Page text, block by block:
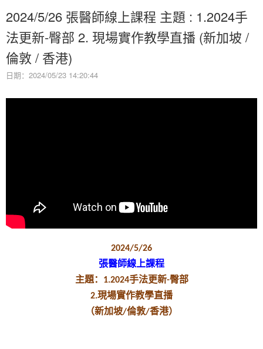
2024/5/26 張醫師線上課程 主題 : 1.2024手
法更新-臀部 2. 現場實作教學直播 (新加坡 /
倫敦 / 香港)
日期：2024/05/23 14:20:44
2024/5/26
張醫師線上課程
主題：
1.2024手法更新-臀部
2.現場實作教學直播
（新加坡/倫敦/香港）